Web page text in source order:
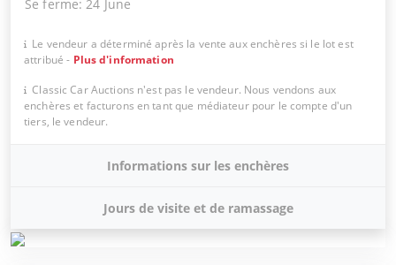
Se ferme:24 June
Le vendeur a déterminé après la vente aux enchères si le lot est
attribué - Plus d'information
Classic Car Auctions n'est pas le vendeur. Nous vendons aux
enchères et facturons en tant que médiateur pour le compte d'un
tiers, le vendeur.
Informations sur les enchères
Jours de visite et de ramassage